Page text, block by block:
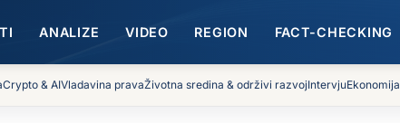
ANALIZE VIDEO REGION FACT-CHECKING
Crypto & AIVladavina pravaŽivotna sredina & održivi razvojIntervjuEkonomija